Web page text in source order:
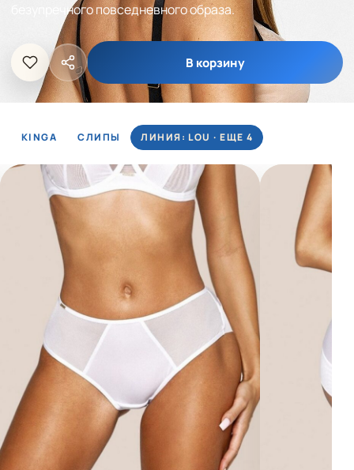
безупречного повседневного образа.
В корзину
KINGA СЛИПЫ ЛИНИЯ: LOU · ЕЩЕ 4